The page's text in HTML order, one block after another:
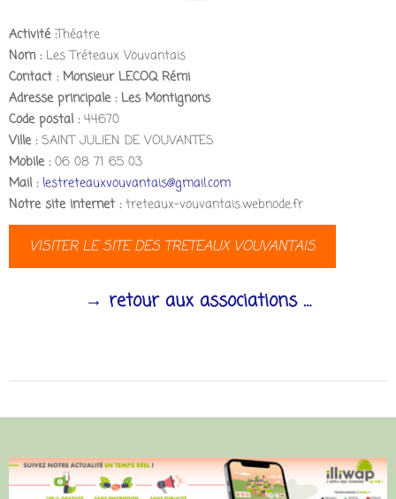
Activité :Théatre
Nom : Les Tréteaux Vouvantais
Contact :Monsieur LECOQ Rémi
Adresse principale :Les Montignons
Code postal : 44670
Ville : SAINT JULIEN DE VOUVANTES
Mobile :06 08 71 65 03
Mail : lestreteauxvouvantais@gmail.com
Notre site internet : treteaux-vouvantais.webnode.fr
VISITER LE SITE DES TRETEAUX VOUVANTAIS
→ retour aux associations …